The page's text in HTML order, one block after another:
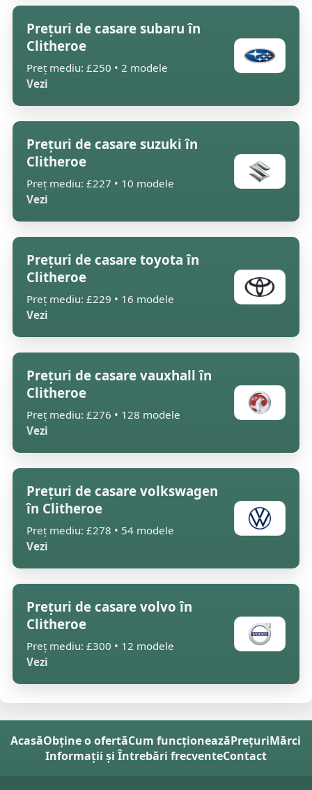
Prețuri de casare subaru în
Clitheroe
Preț mediu: £250 • 2 modele
Vezi
Prețuri de casare suzuki în
Clitheroe
Preț mediu: £227 • 10 modele
Vezi
Prețuri de casare toyota în
Clitheroe
Preț mediu: £229 • 16 modele
Vezi
Prețuri de casare vauxhall în
Clitheroe
Preț mediu: £276 • 128 modele
Vezi
Prețuri de casare volkswagen
în Clitheroe
Preț mediu: £278 • 54 modele
Vezi
Prețuri de casare volvo în
Clitheroe
Preț mediu: £300 • 12 modele
Vezi
AcasăObține o ofertăCum funcționeazăPrețuriMărci
Informații și Întrebări frecventeContact